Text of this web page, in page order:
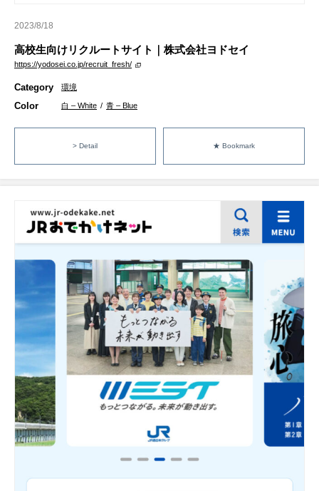
2023/8/18
高校生向けリクルートサイト｜株式会社ヨドセイ
https://yodosei.co.jp/recruit_fresh/
Category 環境
Color 白 – White / 青 – Blue
> Detail ★ Bookmark